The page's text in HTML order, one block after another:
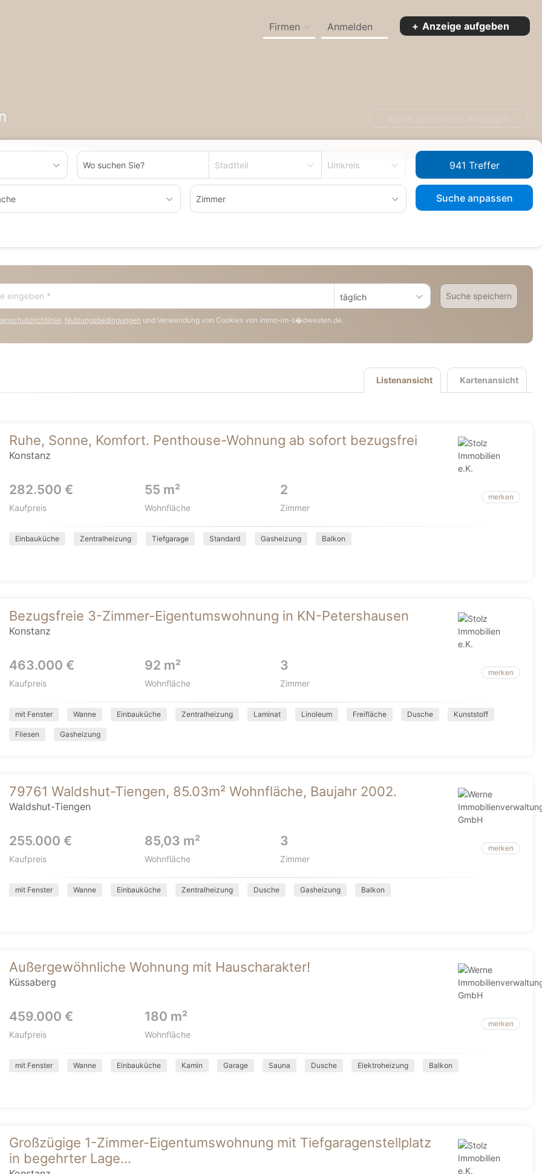
Firmen Anmelden Anzeige aufgeben
Stadtteil Umkreis
Zimmer Suche anpassen
täglich Suche speichern
, Nutzungsbedingungen und Verwendung von Cookies von immo-im-s�dwesten.de.
Kartenansicht
Listenansicht
Ruhe, Sonne, Komfort. Penthouse-Wohnung ab sofort bezugsfrei
Konstanz
282.500 €
Kaufpreis
55 m²
Wohnfläche
2
Zimmer
merken
Einbauküche Zentralheizung Tiefgarage Standard Gasheizung Balkon
Bezugsfreie 3-Zimmer-Eigentumswohnung in KN-Petershausen
Konstanz
463.000 €
Kaufpreis
92 m²
Wohnfläche
3
Zimmer
merken
mit Fenster Wanne Einbauküche Zentralheizung Laminat Linoleum Freifläche Dusche Kunststoff
Fliesen Gasheizung
79761 Waldshut-Tiengen, 85.03m² Wohnfläche, Baujahr 2002.
Waldshut-Tiengen
255.000 €
Kaufpreis
85,03 m²
Wohnfläche
3
Zimmer
merken
mit Fenster Wanne Einbauküche Zentralheizung Dusche Gasheizung Balkon
Außergewöhnliche Wohnung mit Hauscharakter!
Küssaberg
459.000 €
Kaufpreis
180 m²
Wohnfläche
merken
mit Fenster Wanne Einbauküche Kamin Garage Sauna Dusche Elektroheizung Balkon
Großzügige 1-Zimmer-Eigentumswohnung mit Tiefgaragenstellplatz
in begehrter Lage...